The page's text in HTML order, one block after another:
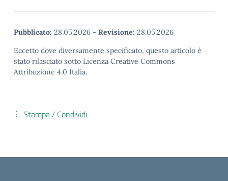
Pubblicato: 28.05.2026 - Revisione: 28.05.2026
Eccetto dove diversamente specificato, questo articolo è
stato rilasciato sotto Licenza Creative Commons
Attribuzione 4.0 Italia.
Stampa / Condividi